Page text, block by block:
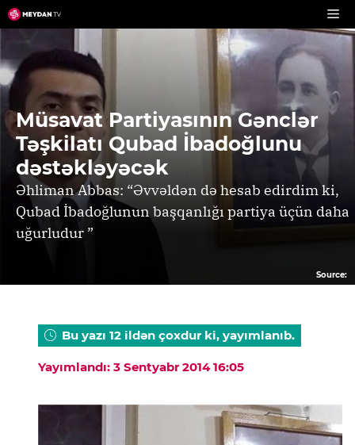
Skip
to
content
Müsavat Partiyasının Gənclər
Təşkilatı Qubad İbadoğlunu
dəstəkləyəcək
Əhliman Abbas: “Əvvəldən də hesab edirdim ki,
Qubad İbadoğlunun başqanlığı partiya üçün daha
uğurludur ”
Source:
Bu yazı 12 ildən çoxdur ki, yayımlanıb.
Yayımlandı: 3 Sentyabr 2014 16:05